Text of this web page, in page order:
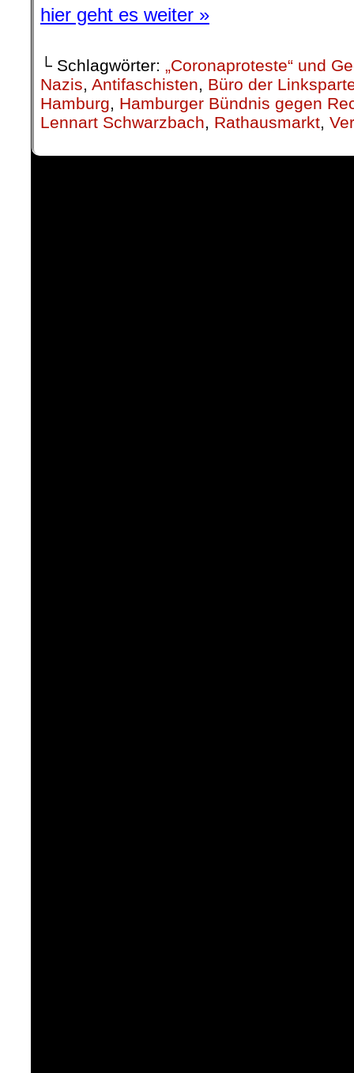
hier geht es weiter »
└ Schlagwörter: „Coronaproteste“ und
Nazis, Antifaschisten, Büro der
Hamburg, Hamburger Bündnis gegen
Lennart Schwarzbach, Rathausmarkt,